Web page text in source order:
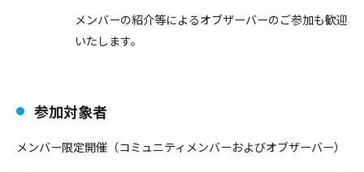
メンバーの紹介等によるオブザーバーのご参加も歓迎
いたします。
参加対象者
メンバー限定開催（コミュニティメンバーおよびオブザーバー）